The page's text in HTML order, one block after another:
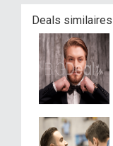
Deals similaires